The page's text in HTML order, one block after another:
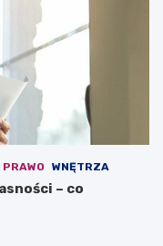
PRAWO WNĘTRZA
– co